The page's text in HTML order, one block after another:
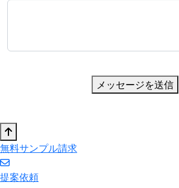
メッセージを送信
無料サンプル請求
提案依頼